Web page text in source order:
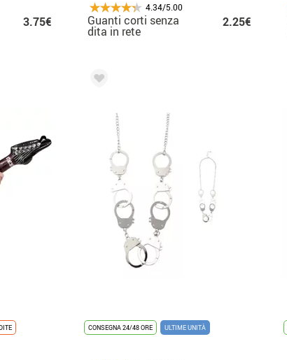
3.75€
4.34/5.00
Guanti corti senza
dita in rete
2.25€
CONSEGNA 24/48 ORE ULTIME UNITÀ